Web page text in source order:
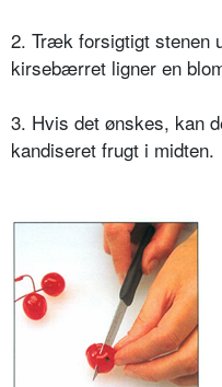
2. Træk forsigtigt stenen
kirsebærret ligner en
3. Hvis det ønskes, kan
kandiseret frugt i midten.